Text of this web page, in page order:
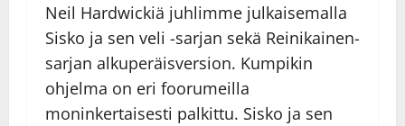
Neil Hardwickiä juhlimme julkaisemalla
Sisko ja sen veli -sarjan sekä Reinikainen-
sarjan alkuperäisversion. Kumpikin
ohjelma on eri foorumeilla
moninkertaisesti palkittu. Sisko ja sen